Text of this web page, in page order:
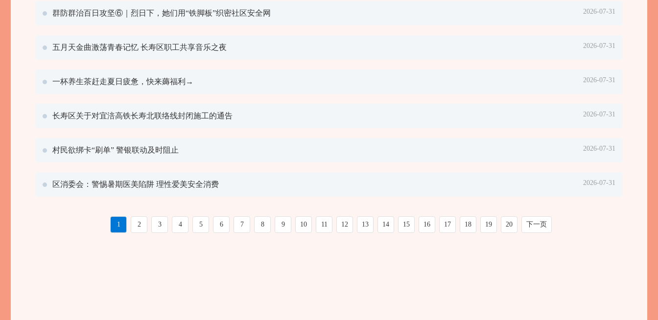
群防群治百日攻坚⑥｜烈日下，她们用“铁脚板”织密社区安全网 2026-07-31
五月天金曲激荡青春记忆 长寿区职工共享音乐之夜 2026-07-31
一杯养生茶赶走夏日疲惫，快来薅福利→ 2026-07-31
长寿区关于对宜涪高铁长寿北联络线封闭施工的通告 2026-07-31
村民欲绑卡“刷单” 警银联动及时阻止 2026-07-31
区消委会：警惕暑期医美陷阱 理性爱美安全消费 2026-07-31
1 2 3 4 5 6 7 8 9 10 11 12 13 14 15 16 17 18 19 20 下一页